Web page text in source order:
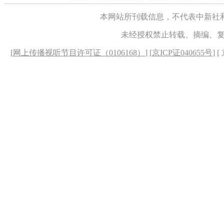
本网站所刊载信息，不代表中新
未经授权禁止转载、摘编、
[网上传播视听节目许可证（0106168） ] [京ICP证040655号] [